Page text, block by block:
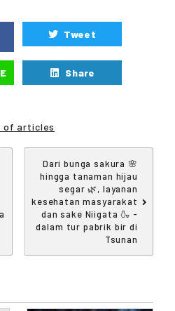
Tweet
Share
of articles
Dari bunga sakura 🌸
hingga tanaman hijau
segar 🌿, layanan
kesehatan masyarakat
dan sake Niigata 🍶 -
dalam tur pabrik bir di
Tsunan